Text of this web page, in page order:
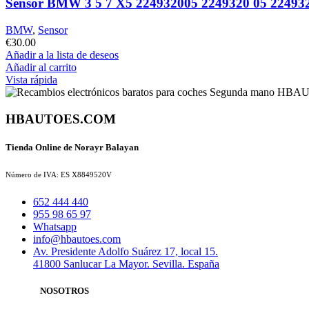
Sensor BMW 3 5 7 X5 224932005 2249320 05
BMW, Sensor
€30.00
Añadir a la lista de deseos
Añadir al carrito
Vista rápida
HBAUTOES.COM
Tienda Online de Norayr Balayan
Número de IVA: ES X8849520V
652 444 440
955 98 65 97
Whatsapp
info@hbautoes.com
Av. Presidente Adolfo Suárez 17, local 15.
41800 Sanlucar La Mayor. Sevilla. España
NOSOTROS